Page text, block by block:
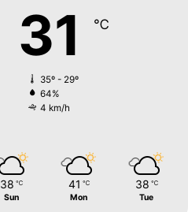
31 ℃
35º - 29º
64%
4 km/h
38 ℃
Sun
41 ℃
Mon
38 ℃
Tue